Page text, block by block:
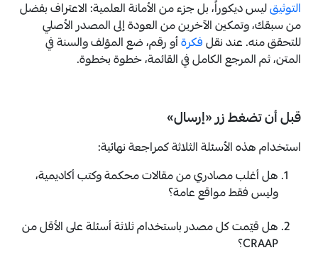
التوثيقليس ديكوراً، بل جزء من الأمانة العلمية: الاعتراف بفضل
من سبقك، وتمكين الآخرين من العودة إلى المصدر الأصلي
للتحقق منه. عند نقلفكرةأو رقم، ضع المؤلف والسنة في
المتن، ثم المرجع الكامل في القائمة، خطوة بخطوة.
قبل أن تضغط زر «إرسال»
استخدام هذه الأسئلة الثلاثة كمراجعة نهائية:
هل أغلب مصادري من مقالات محكمة وكتب أكاديمية،
وليس فقط مواقع عامة؟
هل قيّمت كل مصدر باستخدام ثلاثة أسئلة على الأقل من
CRAAP؟